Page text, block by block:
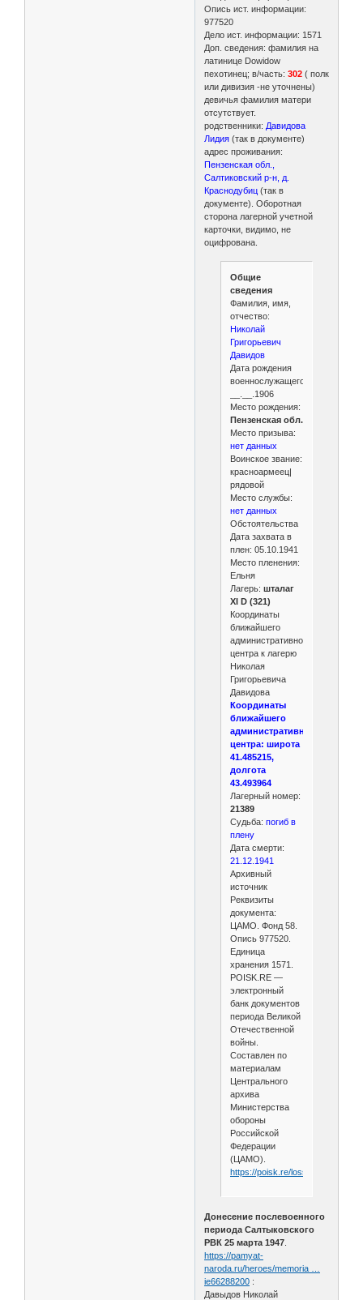
Опись ист. информации:
977520
Дело ист. информации: 1571
Доп. сведения: фамилия на
латинице Dowidow
пехотинец; в/часть: 302( полк
или дивизия -не уточнены)
девичья фамилия матери
отсутствует.
родственники: Давидова
Лидия (так в документе)
адрес проживания:
Пензенская обл.,
Салтиковский р-н, д.
Краснодубиц(так в
документе). Оборотная
сторона лагерной учетной
карточки, видимо, не
оцифрована.
Общие
сведения
Фамилия, имя,
отчество:
Николай
Григорьевич
Давидов
Дата рождения
военнослужащего:
__.__.1906
Место рождения:
Пензенская обл.
Место призыва:
нет данных
Воинское звание:
красноармеец|
рядовой
Место службы:
нет данных
Обстоятельства
Дата захвата в
плен: 05.10.1941
Место пленения:
Ельня
Лагерь: шталаг
XI D (321)
Координаты
ближайшего
административного
центра к лагерю
Николая
Григорьевича
Давидова
Координаты
ближайшего
административного
центра: широта
41.485215,
долгота
43.493964
Лагерный номер:
21389
Судьба: погиб в
плену
Дата смерти:
21.12.1941
Архивный
источник
Реквизиты
документа:
ЦАМО. Фонд 58.
Опись 977520.
Единица
хранения 1571.
POISK.RE —
электронный
банк документов
периода Великой
Отечественной
войны.
Составлен по
материалам
Центрального
архива
Министерства
обороны
Российской
Федерации
(ЦАМО).
https://poisk.re/loss/prisoners/
Донесение послевоенного
периода Салтыковского
РВК 25 марта 1947
https://pamyat-
naroda.ru/heroes/memoria …
ie66288200 :
Давыдов Николай